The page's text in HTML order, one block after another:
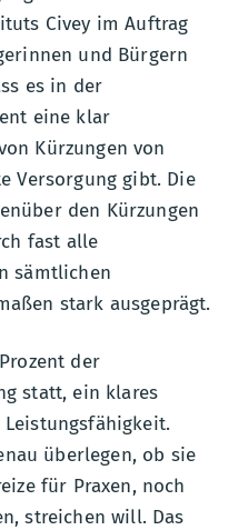
Civey im Auftrag
und Bürgern
es in der
eine klar
Kürzungen von
Versorgung gibt. Die
den Kürzungen
fast alle
sämtlichen
stark ausgeprägt.
der
statt, ein klares
überlegen, ob sie
für Praxen, noch
streichen will. Das